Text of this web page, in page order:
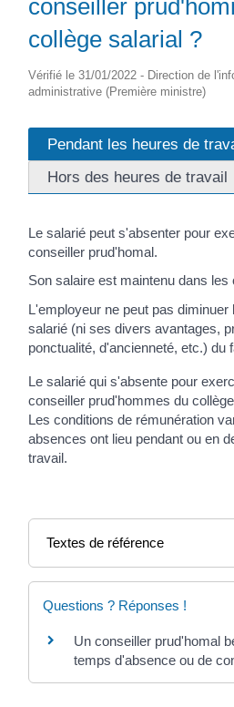
conseiller
collège salarial ?
Vérifié le 31/01/2022 - Direction de
administrative (Première ministre)
Pendant les heures de
Hors des heures de travail
Le salarié peut s'absenter pour
conseiller prud'homal.
Son salaire est maintenu dans les
L'employeur ne peut pas diminuer
salarié (ni ses divers avantages,
ponctualité, d'ancienneté, etc.) du
Le salarié qui s'absente pour
conseiller prud'hommes du
Les conditions de rémunération
absences ont lieu pendant ou en
travail.
Textes de référence
Questions ? Réponses !
Un conseiller prud'homal
temps d'absence ou de